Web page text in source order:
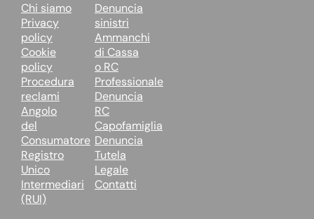
Chi siamo
Privacy
policy
Cookie
policy
Procedura
reclami
Angolo
del
Consumatore
Registro
Unico
Intermediari
(RUI)
Denuncia
sinistri
Ammanchi
di Cassa
o RC
Professionale
Denuncia
RC
Capofamiglia
Denuncia
Tutela
Legale
Contatti